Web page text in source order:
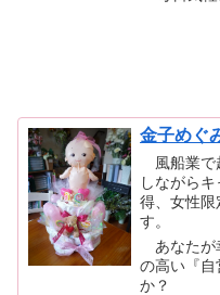
金子めぐ
風船業で
しながら
得、女性限
す。
あなたが
の高い『自
か？